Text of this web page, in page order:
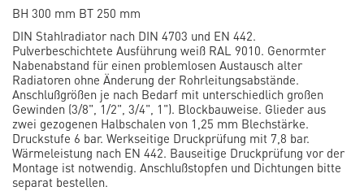
BH 300 mm BT 250 mm
DIN Stahlradiator nach DIN 4703 und EN 442.
Pulverbeschichtete Ausführung weiß RAL 9010. Genormter
Nabenabstand für einen problemlosen Austausch alter
Radiatoren ohne Änderung der Rohrleitungsabstände.
Anschlußgrößen je nach Bedarf mit unterschiedlich großen
Gewinden (3/8", 1/2", 3/4", 1"). Blockbauweise. Glieder aus
zwei gezogenen Halbschalen von 1,25 mm Blechstärke.
Druckstufe 6 bar. Werkseitige Druckprüfung mit 7,8 bar.
Wärmeleistung nach EN 442. Bauseitige Druckprüfung vor der
Montage ist notwendig. Anschlußstopfen und Dichtungen bitte
separat bestellen.